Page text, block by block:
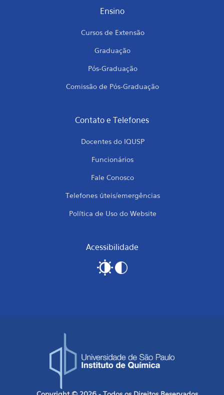
Ensino
Cursos de Extensão
Graduação
Pós-Graduação
Comissão de Pós-Graduação
Contato e Telefones
Docentes do IQUSP
Funcionários
Fale Conosco
Telefones úteis/emergências
Política de Uso do Website
Acessibilidade